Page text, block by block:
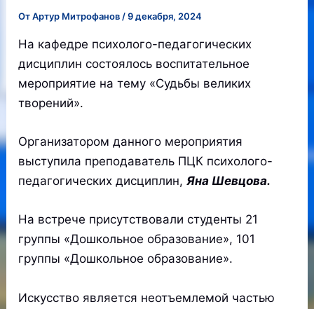
ОтАртур Митрофанов /9 декабря, 2024
На кафедре психолого-педагогических
дисциплин состоялось воспитательное
мероприятие на тему «Судьбы великих
творений».
Организатором данного мероприятия
выступила преподаватель ПЦК психолого-
педагогических дисциплин,Яна Шевцова.
На встрече присутствовали студенты 21
группы «Дошкольное образование», 101
группы «Дошкольное образование».
Искусство является неотъемлемой частью